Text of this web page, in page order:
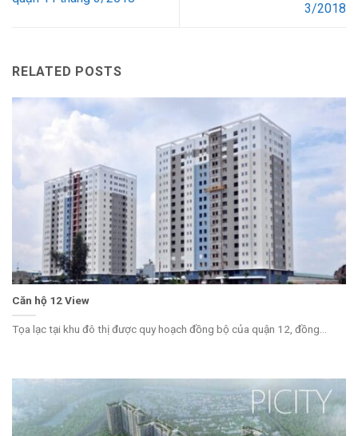
3/2018
RELATED POSTS
Căn hộ 12 View
Tọa lạc tại khu đô thị được quy hoạch đồng bộ của quận 12, đồng...